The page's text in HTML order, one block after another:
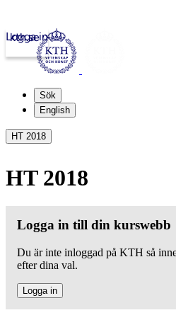
kth.se
Logga in
Sök
English
HT 2018
HT 2018
Logga in till din kurswebb
Du är inte inloggad på KTH så
efter dina val.
Logga in